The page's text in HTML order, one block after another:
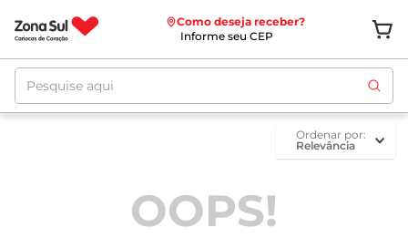
Como deseja receber?
Informe seu CEP
Pesquise aqui
ordenar por
Relevância
OOPS!